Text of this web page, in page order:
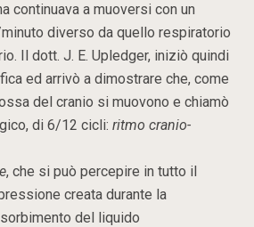
continuava a muoversi con un
diverso da quello respiratorio
Il dott. J. E. Upledger, iniziò quindi
ed arrivò a dimostrare che, come
del cranio si muovono e chiamò
di 6/12 cicli: ritmo cranio-
, che si può percepire in tutto il
creata durante la
del liquido